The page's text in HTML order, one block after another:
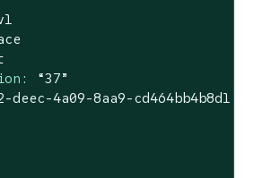
“37”
deec-4a09-8aa9-cd464bb4b8d1